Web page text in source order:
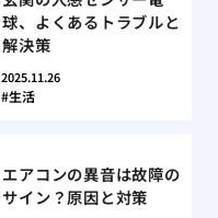
球、よくあるトラブルと
解決策
2025.11.26
生活
エアコンの異音は故障の
サイン？原因と対策